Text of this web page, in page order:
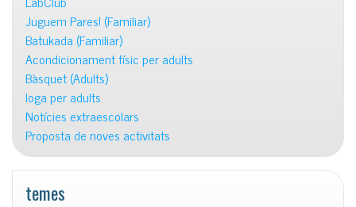
Juguem Pares! (Familiar)
Batukada (Familiar)
Acondicionament físic per adults
Bàsquet (Adults)
Ioga per adults
Notícies extraescolars
Proposta de noves activitats
temes